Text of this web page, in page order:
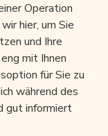
Operation
hier, um Sie
und Ihre
mit Ihnen
für Sie zu
während des
gut informiert